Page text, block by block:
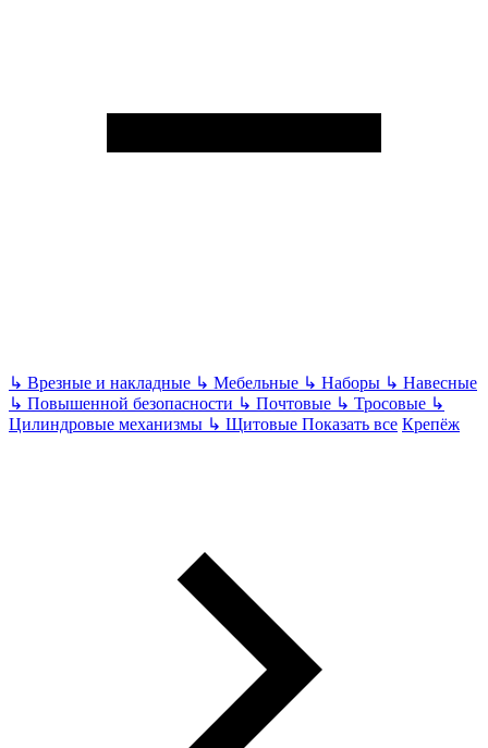
↳ Врезные и накладные ↳ Мебельные ↳ Наборы ↳ Навесные
↳ Повышенной безопасности ↳ Почтовые ↳ Тросовые ↳
Цилиндровые механизмы ↳ Щитовые Показать все Крепёж